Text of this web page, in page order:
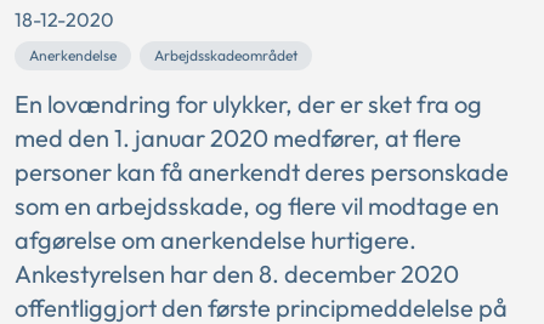
18-12-2020
Anerkendelse Arbejdsskadeområdet
En lovændring for ulykker, der er sket fra og
med den 1. januar 2020 medfører, at flere
personer kan få anerkendt deres personskade
som en arbejdsskade, og flere vil modtage en
afgørelse om anerkendelse hurtigere.
Ankestyrelsen har den 8. december 2020
offentliggjort den første principmeddelelse på